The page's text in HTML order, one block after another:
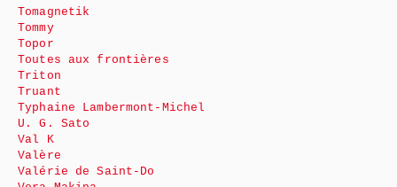
Tomagnetik
Tommy
Topor
Toutes aux frontières
Triton
Truant
Typhaine Lambermont-Michel
U. G. Sato
Val K
Valère
Valérie de Saint-Do